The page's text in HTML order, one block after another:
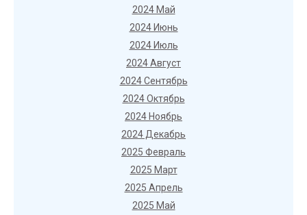
2024 Май
2024 Июнь
2024 Июль
2024 Август
2024 Сентябрь
2024 Октябрь
2024 Ноябрь
2024 Декабрь
2025 Февраль
2025 Март
2025 Апрель
2025 Май